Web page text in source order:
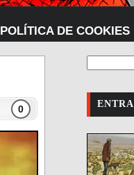
POLÍTICA DE COOKIES
0